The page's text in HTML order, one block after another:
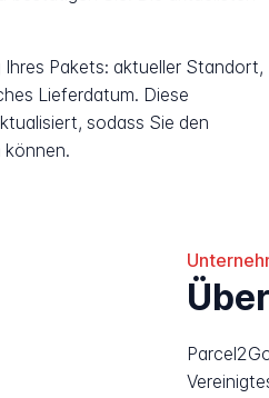
Pakets: aktueller Standort,
Lieferdatum. Diese
sodass Sie den
können.